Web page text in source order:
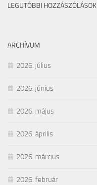
LEGUTÓBBI HOZZÁSZÓLÁSOK
ARCHÍVUM
2026. július
2026. június
2026. május
2026. április
2026. március
2026. február